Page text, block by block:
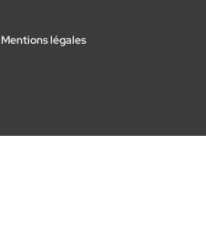
Mentions légales